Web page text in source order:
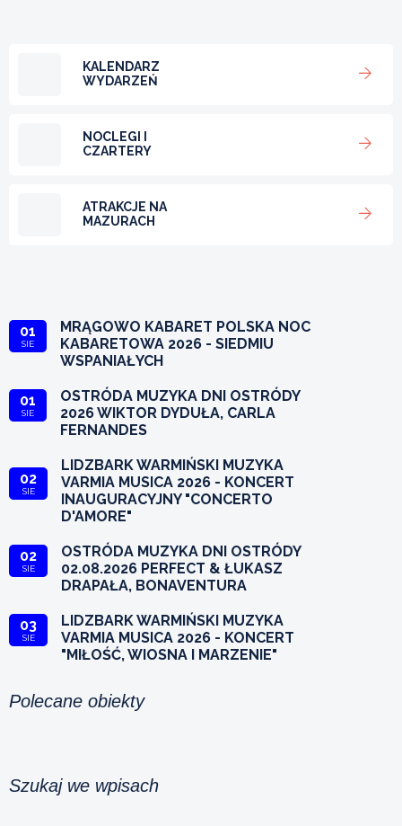
KALENDARZ
WYDARZEŃ
NOCLEGI I
CZARTERY
ATRAKCJE NA
MAZURACH
01
SIE
MRĄGOWO KABARET POLSKA NOC
KABARETOWA 2026 - SIEDMIU
WSPANIAŁYCH
01
SIE
OSTRÓDA MUZYKA DNI OSTRÓDY
2026 WIKTOR DYDUŁA, CARLA
FERNANDES
02
SIE
LIDZBARK WARMIŃSKI MUZYKA
VARMIA MUSICA 2026 - KONCERT
INAUGURACYJNY "CONCERTO
D'AMORE"
02
SIE
OSTRÓDA MUZYKA DNI OSTRÓDY
02.08.2026 PERFECT & ŁUKASZ
DRAPAŁA, BONAVENTURA
03
SIE
LIDZBARK WARMIŃSKI MUZYKA
VARMIA MUSICA 2026 - KONCERT
"MIŁOŚĆ, WIOSNA I MARZENIE"
Polecane obiekty
Szukaj we wpisach